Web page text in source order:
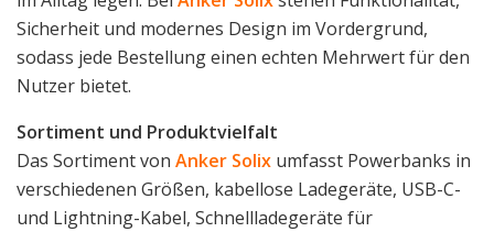
Sicherheit und modernes Design im Vordergrund,
sodass jede Bestellung einen echten Mehrwert für den
Nutzer bietet.
Sortiment und Produktvielfalt
Das Sortiment von Anker Solix umfasst Powerbanks in
verschiedenen Größen, kabellose Ladegeräte, USB-C-
und Lightning-Kabel, Schnellladegeräte für